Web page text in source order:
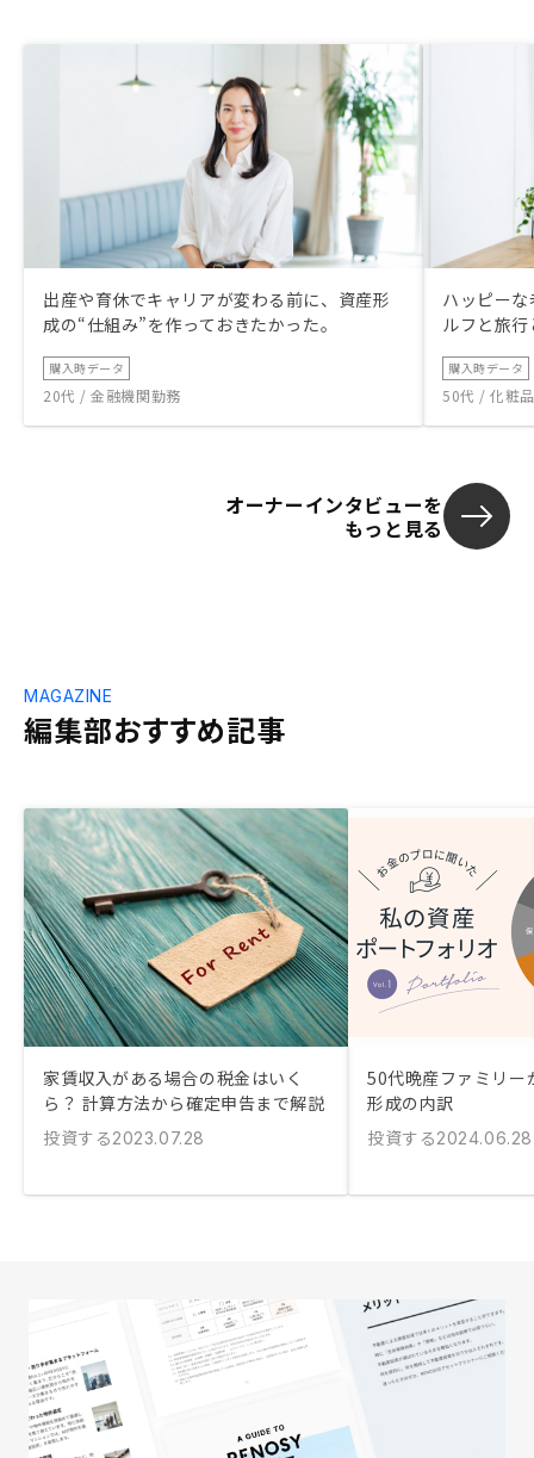
出産や育休でキャリアが変わる前に、資産形
成の“仕組み”を作っておきたかった。
購入時データ
20代 / 金融機関勤務
ハッピー
ルフと旅
購入時データ
50代 / 化粧
オーナーインタビューを
もっと見る
編集部おすすめ記事
MAGAZINE
家賃収入がある場合の税金はいく
ら？ 計算方法から確定申告まで解説
投資する2023.07.28
50代晩産ファミリー
形成の内訳
投資する2024.06.28